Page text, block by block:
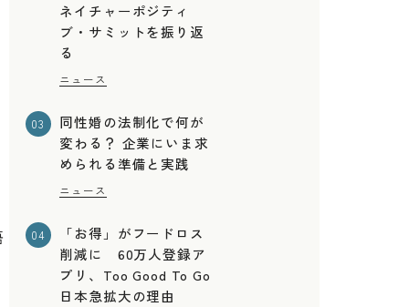
ネイチャーポジティ
ブ・サミットを振り返
る
ニュース
03
同性婚の法制化で何が
変わる？ 企業にいま求
められる準備と実践
ニュース
04
「お得」がフードロス
削減に 60万人登録ア
プリ、Too Good To Go
日本急拡大の理由